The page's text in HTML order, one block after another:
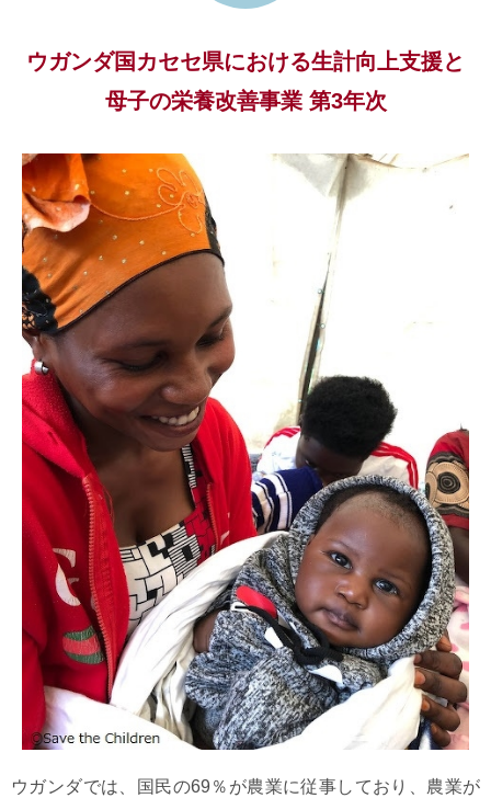
ウガンダ国カセセ県における生計向上支援と
母子の栄養改善事業 第3年次
ウガンダでは、国民の69％が農業に従事しており、農業が